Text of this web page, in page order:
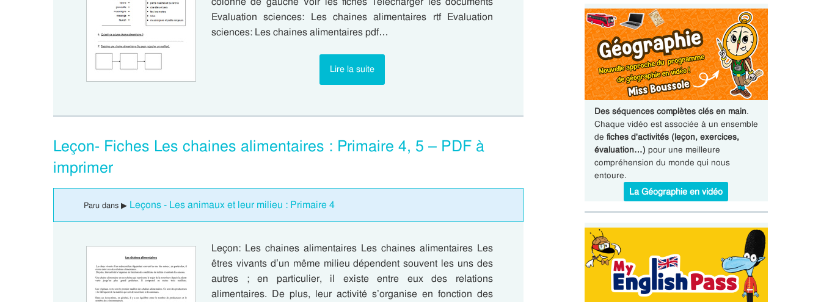
Evaluation sciences: Les chaines alimentaires rtf Evaluation
sciences: Les chaines alimentaires pdf…
Lire la suite
Leçon- Fiches Les chaines alimentaires : Primaire 4, 5 – PDF à
imprimer
Paru dans ▶ Leçons - Les animaux et leur milieu : Primaire 4
Leçon: Les chaines alimentaires Les chaines alimentaires Les
êtres vivants d’un même milieu dépendent souvent les uns des
autres ; en particulier, il existe entre eux des relations
alimentaires. De plus, leur activité s’organise en fonction des
Des séquences complètes clés en main.
Chaque vidéo est associée à un ensemble
de fiches d'activités (leçon, exercices,
évaluation…) pour une meilleure
compréhension du monde qui nous
entoure.
La Géographie en vidéo